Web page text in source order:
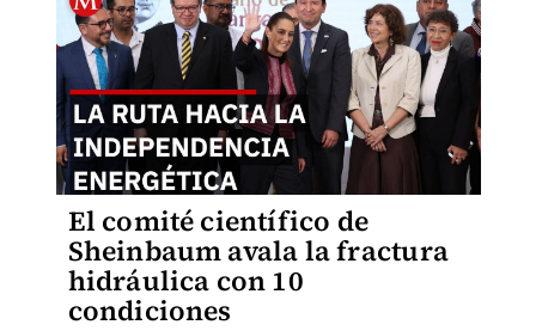
El comité científico de
Sheinbaum avala la fractura
hidráulica con 10
condiciones